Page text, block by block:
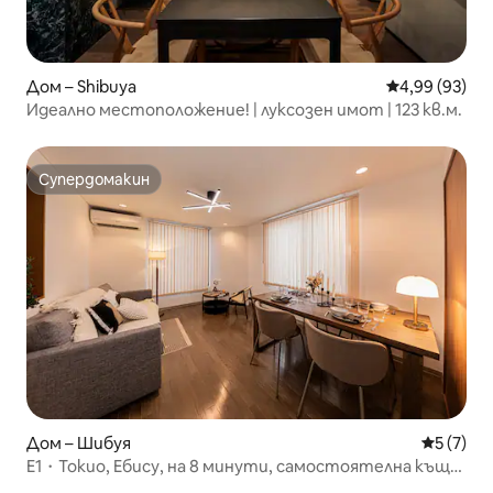
Дом – Shibuya Средна
4,99 (93)
Идеално местоположение! | луксозен имот | 123 кв.м.
Супердомакин
Супердомакин
Дом – Шибуя Средна
5 (7)
E1・Токио, Ебису, на 8 минути, самостоятелна къща,